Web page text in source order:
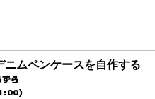
ニムペンケースを自作する
ら